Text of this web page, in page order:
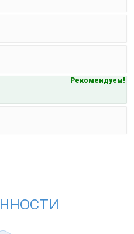
Рекомендуем!